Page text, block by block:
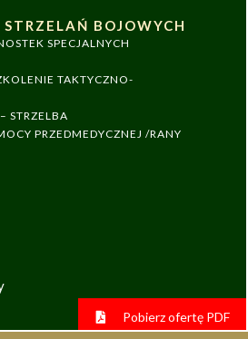
BOJOWYCH
SPECJALNYCH
TAKTYCZNO-
STRZELBA
PRZEDMEDYCZNEJ /RANY
Pobierz ofertę PDF